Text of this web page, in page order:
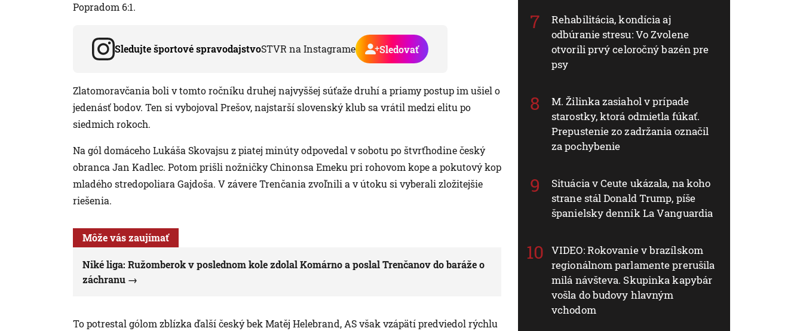
Popradom 6:1.
Sledujte športové spravodajstvoSTVR na Instagrame Sledovať
Zlatomoravčania boli v tomto ročníku druhej najvyššej súťaže druhí a priamy postup im ušiel o
jedenásť bodov. Ten si vybojoval Prešov, najstarší slovenský klub sa vrátil medzi elitu po
siedmich rokoch.
Na gól domáceho Lukáša Skovajsu z piatej minúty odpovedal v sobotu po štvrťhodine český
obranca Jan Kadlec. Potom prišli nožničky Chinonsa Emeku pri rohovom kope a pokutový kop
mladého stredopoliara Gajdoša. V závere Trenčania zvoľnili a v útoku si vyberali zložitejšie
riešenia.
Môže vás zaujímať
Niké liga: Ružomberok v poslednom kole zdolal Komárno a poslal Trenčanov do baráže o
záchranu
To potrestal gólom zblízka ďalší český bek Matěj Helebrand, AS však vzápätí predviedol rýchlu
Rehabilitácia, kondícia aj
odbúranie stresu: Vo Zvolene
otvorili prvý celoročný bazén pre
psy
M. Žilinka zasiahol v prípade
starostky, ktorá odmietla fúkať.
Prepustenie zo zadržania označil
za pochybenie
Situácia v Ceute ukázala, na koho
strane stál Donald Trump, píše
španielsky denník La Vanguardia
VIDEO: Rokovanie v brazílskom
regionálnom parlamente prerušila
milá návšteva. Skupinka kapybár
vošla do budovy hlavným
vchodom